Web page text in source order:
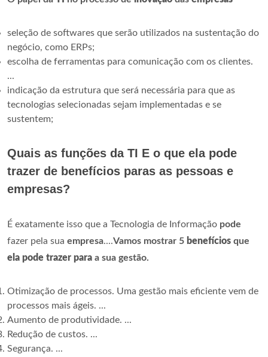
seleção de softwares que serão utilizados na sustentação do
negócio, como ERPs;
escolha de ferramentas para comunicação com os clientes.
...
indicação da estrutura que será necessária para que as
tecnologias selecionadas sejam implementadas e se
sustentem;
Quais as funções da TI E o que ela pode
trazer de benefícios paras as pessoas e
empresas?
É exatamente isso que a Tecnologia de Informação pode
fazer pela sua empresa....Vamos mostrar 5 benefícios que
ela pode trazer para a sua gestão.
Otimização de processos. Uma gestão mais eficiente vem de
processos mais ágeis. ...
Aumento de produtividade. ...
Redução de custos. ...
Segurança. ...